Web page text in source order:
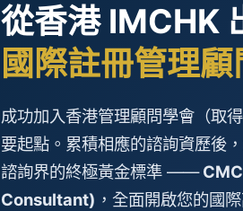
從香港 IMCHK
國際註冊管理顧
成功加入香港管理顧問學會（取
要起點。累積相應的諮詢資歷後
諮詢界的終極黃金標準 ——
Consultant) ，全面開啟您的國